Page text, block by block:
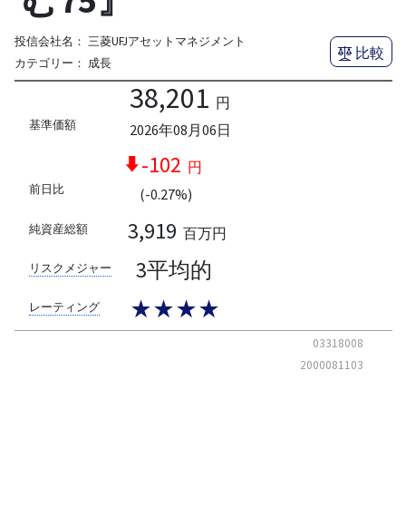
投信会社名： 三菱UFJアセットマネジメント
カテゴリー： 成長
比較
基準価額
38,201 円
2026年08月06日
前日比
-102 円
(-0.27%)
純資産総額 3,919 百万円
リスクメジャー 3平均的
レーティング ★★★★
03318008
2000081103